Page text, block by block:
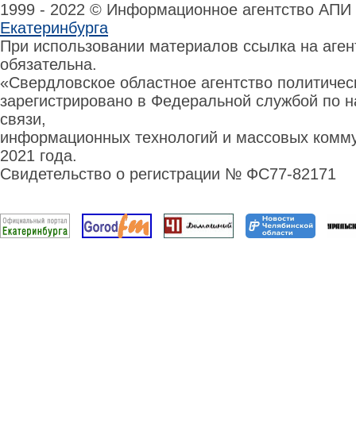
1999 - 2022 © Информационное агентство
Екатеринбурга
При использовании материалов ссылка на
обязательна.
«Свердловское областное агентство
зарегистрировано в Федеральной службой по
связи,
информационных технологий и массовых
2021 года.
Свидетельство о регистрации № ФС77-82171